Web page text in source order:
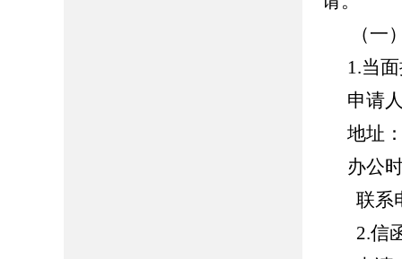
（一
1.当
申请
地址
办公
联系
2.信